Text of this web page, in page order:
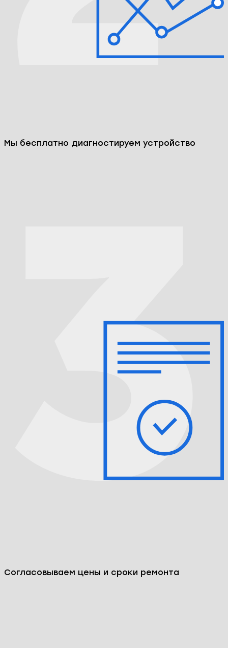
Мы бесплатно диагностируем устройство
Согласовываем цены и сроки ремонта